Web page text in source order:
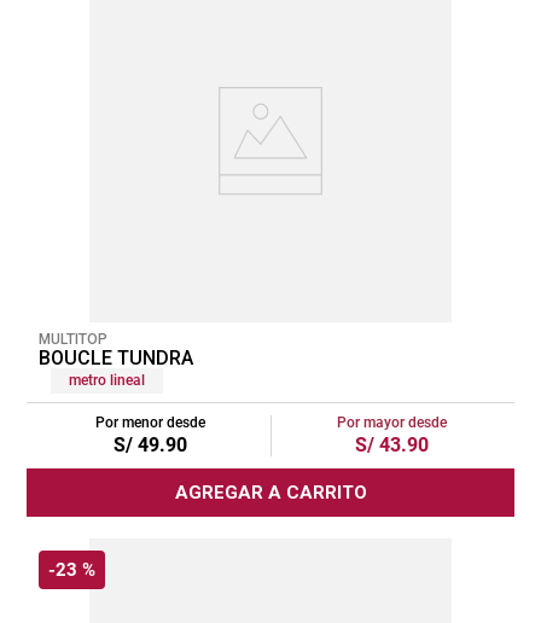
MULTITOP
BOUCLE TUNDRA
metro lineal
Por menor desde
S/ 49.90
Por mayor desde
S/ 43.90
AGREGAR A CARRITO
-23 %